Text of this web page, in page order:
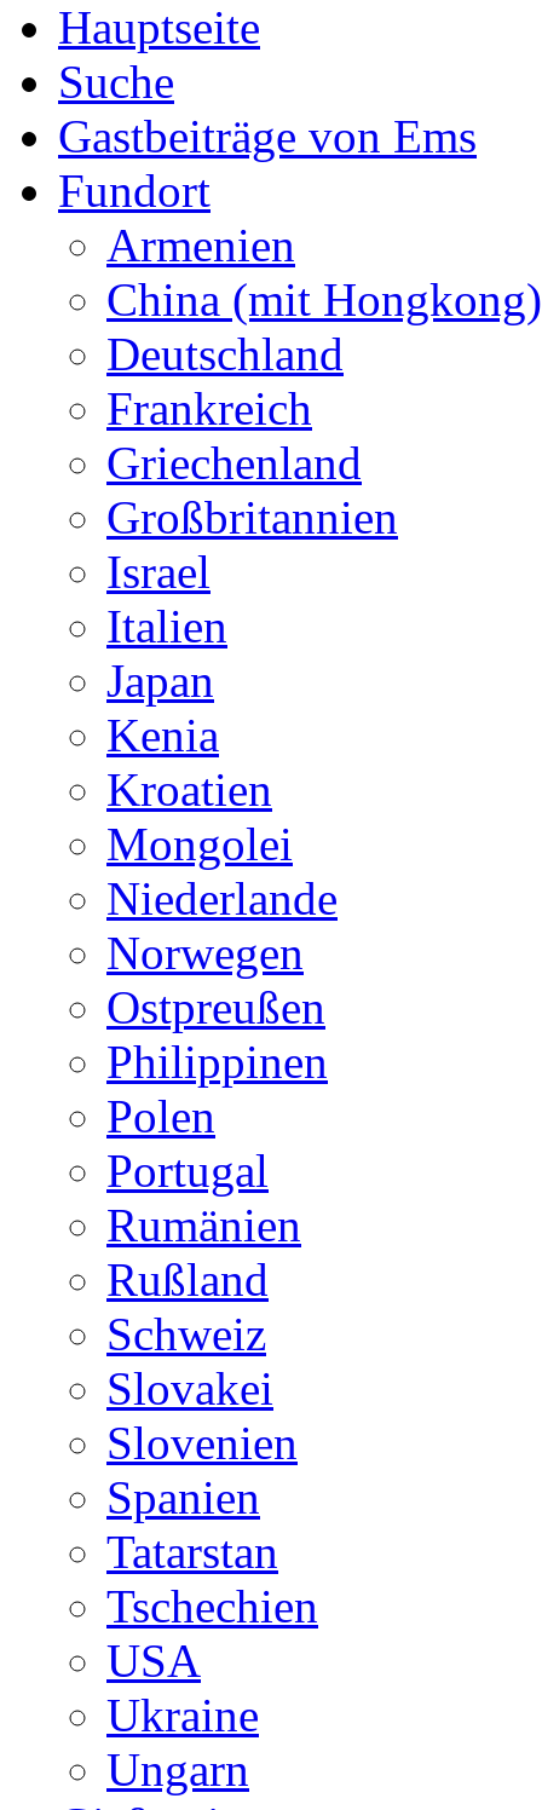
Hauptseite
Suche
Gastbeiträge von Ems
Fundort
Armenien
China (mit Hongkong)
Deutschland
Frankreich
Griechenland
Großbritannien
Israel
Italien
Japan
Kenia
Kroatien
Mongolei
Niederlande
Norwegen
Ostpreußen
Philippinen
Polen
Portugal
Rumänien
Rußland
Schweiz
Slovakei
Slovenien
Spanien
Tatarstan
Tschechien
USA
Ukraine
Ungarn